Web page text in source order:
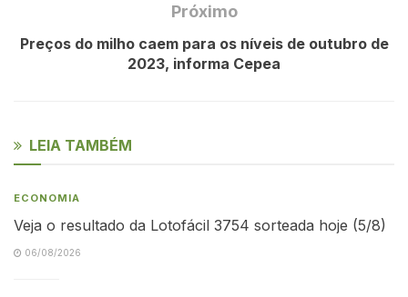
Próximo
Preços do milho caem para os níveis de outubro de
2023, informa Cepea
LEIA TAMBÉM
ECONOMIA
Veja o resultado da Lotofácil 3754 sorteada hoje (5/8)
06/08/2026